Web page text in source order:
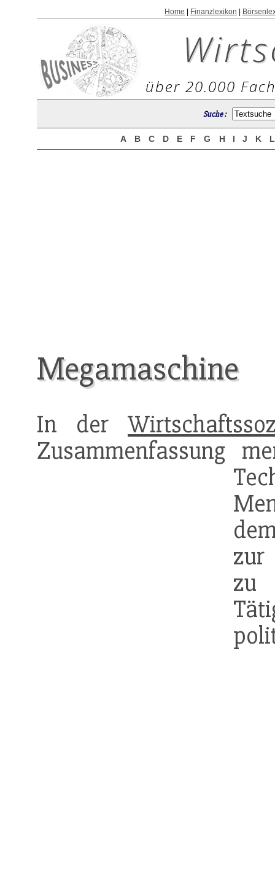
Home Finanzlexikon
über 20.000
Suche :
A B C D E F G H I J K
Megamaschine
In der
Zusammenfassung
zur
zu